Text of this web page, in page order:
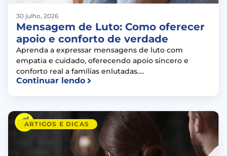
30 julho, 2026
Mensagem de Luto: Como oferecer
apoio e conforto de verdade
Aprenda a expressar mensagens de luto com
empatia e cuidado, oferecendo apoio sincero e
conforto real a famílias enlutadas….
Continuar lendo
ARTIGOS E DICAS